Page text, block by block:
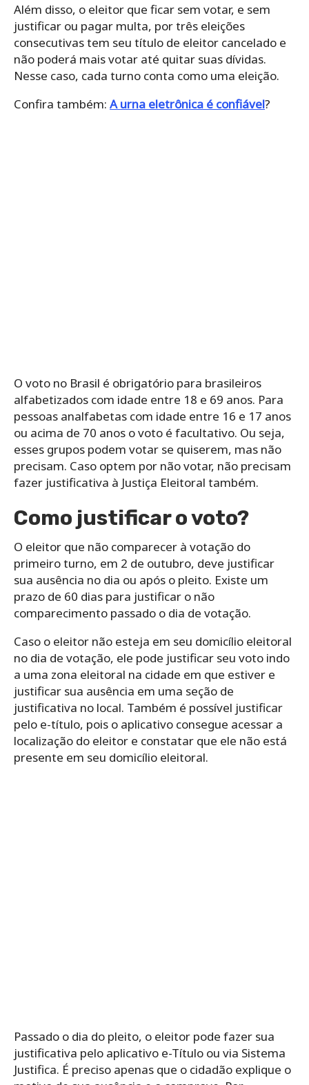
Além disso, o eleitor que ficar sem votar, e sem
justificar ou pagar multa, por três eleições
consecutivas tem seu título de eleitor cancelado e
não poderá mais votar até quitar suas dívidas.
Nesse caso, cada turno conta como uma eleição.
Confira também: A urna eletrônica é confiável?
O voto no Brasil é obrigatório para brasileiros
alfabetizados com idade entre 18 e 69 anos. Para
pessoas analfabetas com idade entre 16 e 17 anos
ou acima de 70 anos o voto é facultativo. Ou seja,
esses grupos podem votar se quiserem, mas não
precisam. Caso optem por não votar, não precisam
fazer justificativa à Justiça Eleitoral também.
Como justificar o voto?
O eleitor que não comparecer à votação do
primeiro turno, em 2 de outubro, deve justificar
sua ausência no dia ou após o pleito. Existe um
prazo de 60 dias para justificar o não
comparecimento passado o dia de votação.
Caso o eleitor não esteja em seu domicílio eleitoral
no dia de votação, ele pode justificar seu voto indo
a uma zona eleitoral na cidade em que estiver e
justificar sua ausência em uma seção de
justificativa no local. Também é possível justificar
pelo e-título, pois o aplicativo consegue acessar a
localização do eleitor e constatar que ele não está
presente em seu domicílio eleitoral.
Passado o dia do pleito, o eleitor pode fazer sua
justificativa pelo aplicativo e-Título ou via Sistema
Justifica. É preciso apenas que o cidadão explique o